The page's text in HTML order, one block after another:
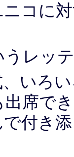
コに
レッ
いろ
席で
付き